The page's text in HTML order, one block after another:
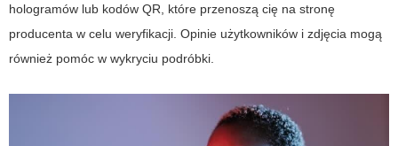
hologramów lub kodów QR, które przenoszą cię na stronę
producenta w celu weryfikacji. Opinie użytkowników i zdjęcia mogą
również pomóc w wykryciu podróbki.